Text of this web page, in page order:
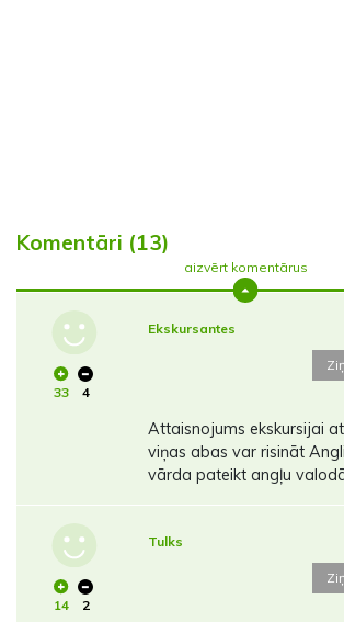
Komentāri (13)
aizvērt komentārus
33 4
Ekskursantes
Attaisnojums ekskursijai
viņas abas var risināt
vārda pateikt angļu
14 2
Tulks